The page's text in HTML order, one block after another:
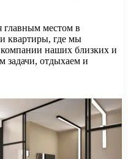
главным местом в
квартиры, где мы
наших близких и
задачи, отдыхаем и